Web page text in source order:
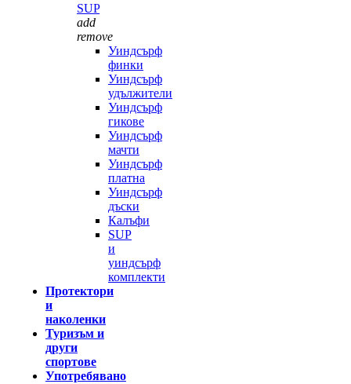
SUP
add
remove
Уиндсърф
финки
Уиндсърф
удължители
Уиндсърф
гикове
Уиндсърф
мачти
Уиндсърф
платна
Уиндсърф
дъски
Калъфи
SUP
и
уиндсърф
комплекти
Протектори
и
наколенки
Туризъм и
други
спортове
Употребявано